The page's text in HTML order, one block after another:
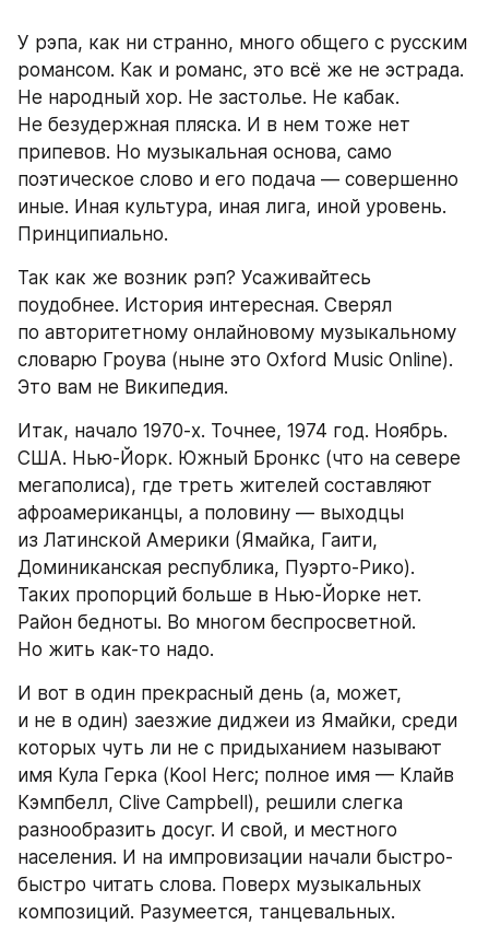
У рэпа, как ни странно, много общего с русским
романсом. Как и романс, это всё же не эстрада.
Не народный хор. Не застолье. Не кабак.
Не безудержная пляска. И в нем тоже нет
припевов. Но музыкальная основа, само
поэтическое слово и его подача — совершенно
иные. Иная культура, иная лига, иной уровень.
Принципиально.
Так как же возник рэп? Усаживайтесь
поудобнее. История интересная. Сверял
по авторитетному онлайновому музыкальному
словарю Гроува (ныне это Oxford Music Online).
Это вам не Википедия.
Итак, начало 1970-х. Точнее, 1974 год. Ноябрь.
США. Нью-Йорк. Южный Бронкс (что на севере
мегаполиса), где треть жителей составляют
афроамериканцы, а половину — выходцы
из Латинской Америки (Ямайка, Гаити,
Доминиканская республика, Пуэрто-Рико).
Таких пропорций больше в Нью-Йорке нет.
Район бедноты. Во многом беспросветной.
Но жить как-то надо.
И вот в один прекрасный день (а, может,
и не в один) заезжие диджеи из Ямайки, среди
которых чуть ли не с придыханием называют
имя Кула Герка (Kool Herc; полное имя — Клайв
Кэмпбелл, Clive Campbell), решили слегка
разнообразить досуг. И свой, и местного
населения. И на импровизации начали быстро-
быстро читать слова. Поверх музыкальных
композиций. Разумеется, танцевальных.